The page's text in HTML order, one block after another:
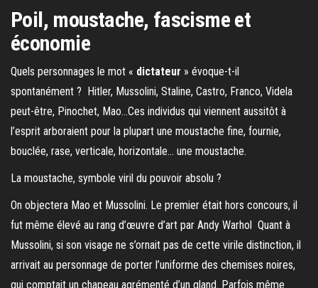
Poil, moustache, fascisme et
économie
Quels personnages le mot « dictateur » évoque-t-il
spontanément ? Hitler, Mussolini, Staline, Castro, Franco, Videla
peut-être, Pinochet, Mao…Ces individus qui viennent aussitôt à
l’esprit arboraient pour la plupart une moustache fine, fournie,
bouclée, rase, verticale, horizontale… une moustache.
La moustache, symbole viril du pouvoir absolu ?
On objectera Mao et Mussolini. Le premier était hors concours, il
fut même élevé au rang d’œuvre d’art par Andy Warhol Quant à
Mussolini, si son visage ne s’ornait pas de cette virile distinction, il
arrivait au personnage de porter l’uniforme des chemises noires,
qui comptait un chapeau agrémenté d’un gland. Parfois même